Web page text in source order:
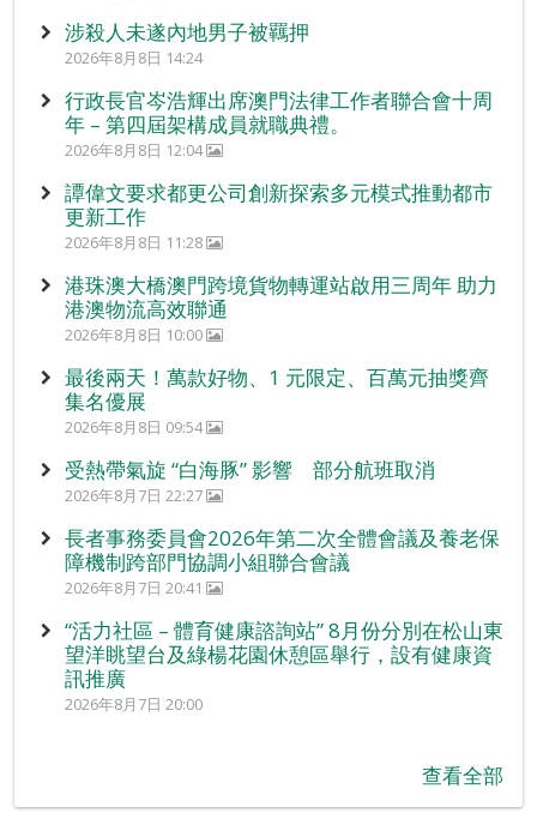
涉殺人未遂內地男子被羈押
2026年8月8日 14:24
行政長官岑浩輝出席澳門法律工作者聯合會十周
年 – 第四屆架構成員就職典禮。
2026年8月8日 12:04
譚偉文要求都更公司創新探索多元模式推動都市
更新工作
2026年8月8日 11:28
港珠澳大橋澳門跨境貨物轉運站啟用三周年 助力
港澳物流高效聯通
2026年8月8日 10:00
最後兩天！萬款好物、1 元限定、百萬元抽獎齊
集名優展
2026年8月8日 09:54
受熱帶氣旋 “白海豚” 影響 部分航班取消
2026年8月7日 22:27
長者事務委員會2026年第二次全體會議及養老保
障機制跨部門協調小組聯合會議
2026年8月7日 20:41
“活力社區 – 體育健康諮詢站” 8月份分別在松山東
望洋眺望台及綠楊花園休憩區舉行，設有健康資
訊推廣
2026年8月7日 20:00
查看全部